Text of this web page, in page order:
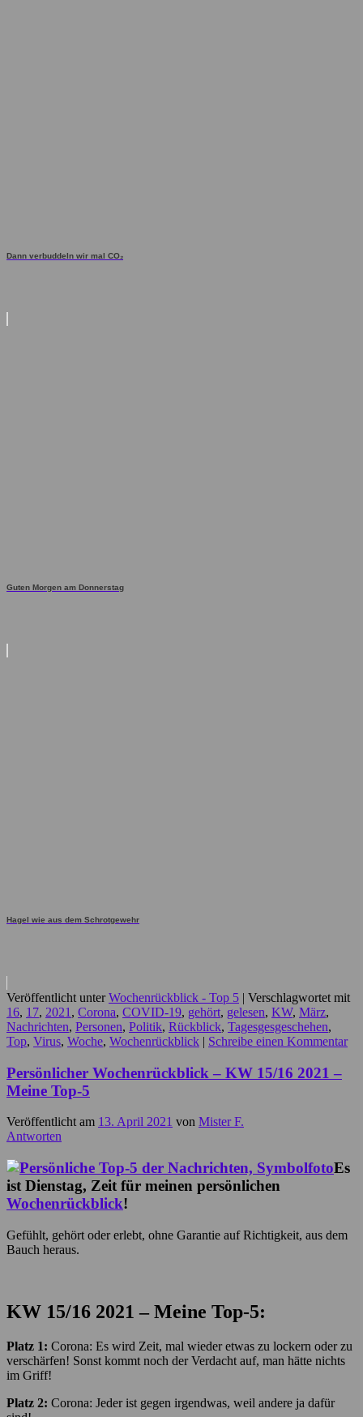
Dann verbuddeln wir mal CO₂
Guten Morgen am Donnerstag
Hagel wie aus dem Schrotgewehr
Veröffentlicht unter Wochenrückblick - Top 5 | Verschlagwortet mit
16, 17, 2021 , Corona, COVID-19, gehört, gelesen, KW, März,
Nachrichten, Personen, Politik, Rückblick, Tagesgesgeschehen,
Top, Virus, Woche, Wochenrückblick | Schreibe einen Kommentar
Persönlicher Wochenrückblick – KW 15/16 2021 –
Meine Top-5
Veröffentlicht am 13. April 2021 von Mister F.
Antworten
Es
ist Dienstag, Zeit für meinen persönlichen
Wochenrückblick!
Gefühlt, gehört oder erlebt, ohne Garantie auf Richtigkeit, aus dem
Bauch heraus.
KW 15/16 2021 – Meine Top-5:
Platz 1: Corona: Es wird Zeit, mal wieder etwas zu lockern oder zu
verschärfen! Sonst kommt noch der Verdacht auf, man hätte nichts
im Griff!
Platz 2: Corona: Jeder ist gegen irgendwas, weil andere ja dafür